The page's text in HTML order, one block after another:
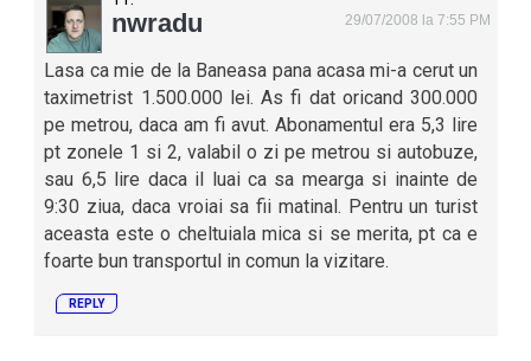
nwradu 29/07/2008 la 7:55 PM
Lasa ca mie de la Baneasa pana acasa mi-a cerut un
taximetrist 1.500.000 lei. As fi dat oricand 300.000
pe metrou, daca am fi avut. Abonamentul era 5,3 lire
pt zonele 1 si 2, valabil o zi pe metrou si autobuze,
sau 6,5 lire daca il luai ca sa mearga si inainte de
9:30 ziua, daca vroiai sa fii matinal. Pentru un turist
aceasta este o cheltuiala mica si se merita, pt ca e
foarte bun transportul in comun la vizitare.
REPLY